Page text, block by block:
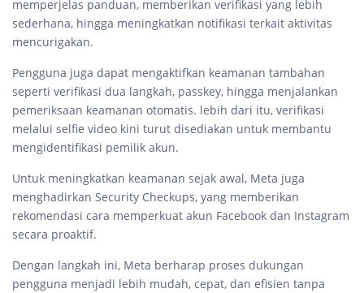
memperjelas panduan, memberikan verifikasi yang lebih
sederhana, hingga meningkatkan notifikasi terkait aktivitas
mencurigakan.
Pengguna juga dapat mengaktifkan keamanan tambahan
seperti verifikasi dua langkah, passkey, hingga menjalankan
pemeriksaan keamanan otomatis. lebih dari itu, verifikasi
melalui selfie video kini turut disediakan untuk membantu
mengidentifikasi pemilik akun.
Untuk meningkatkan keamanan sejak awal, Meta juga
menghadirkan Security Checkups, yang memberikan
rekomendasi cara memperkuat akun Facebook dan Instagram
secara proaktif.
Dengan langkah ini, Meta berharap proses dukungan
pengguna menjadi lebih mudah, cepat, dan efisien tanpa